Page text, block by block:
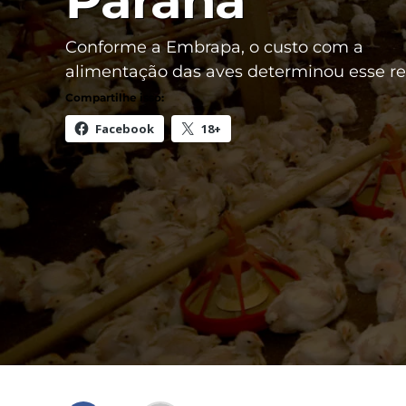
Conforme a Embrapa, o custo com a
alimentação das aves determinou esse
Compartilhe isso:
Facebook 18+